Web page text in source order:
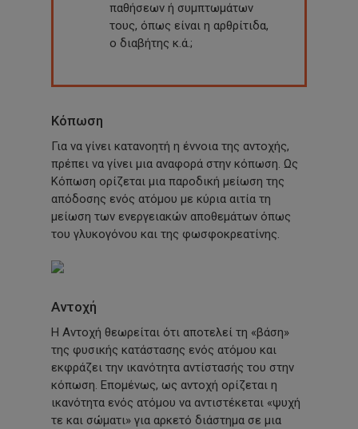
παθήσεων ή συμπτωμάτων
τους, όπως είναι η αρθρίτιδα,
ο διαβήτης κ.ά.;
Κόπωση
Για να γίνει κατανοητή η έννοια της αντοχής,
πρέπει να γίνει μια αναφορά στην κόπωση. Ως
Κόπωση ορίζεται μια παροδική μείωση της
απόδοσης ενός ατόμου με κύρια αιτία τη
μείωση των ενεργειακών αποθεμάτων όπως
του γλυκογόνου και της φωσφοκρεατίνης.
Αντοχή
Η Αντοχή θεωρείται ότι αποτελεί τη «βάση»
της φυσικής κατάστασης ενός ατόμου και
εκφράζει την ικανότητα αντίστασής του στην
κόπωση. Επομένως, ως αντοχή ορίζεται η
ικανότητα ενός ατόμου να αντιστέκεται «ψυχή
τε και σώματι» για αρκετό διάστημα σε μια